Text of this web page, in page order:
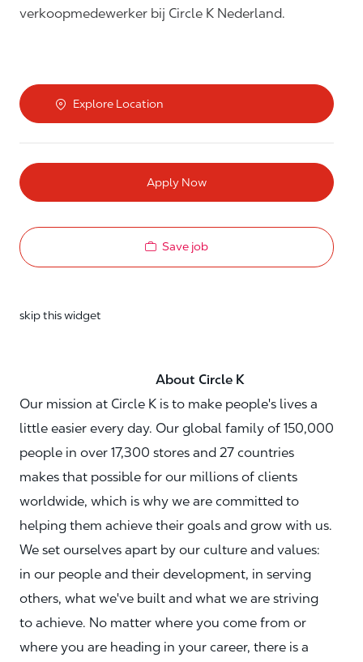
verkoopmedewerker bij Circle K Nederland.
Explore Location
Apply Now
Save job
skip this widget
About Circle K
Our mission at Circle K is to make people's lives a
little easier every day. Our global family of 150,000
people in over 17,300 stores and 27 countries
makes that possible for our millions of clients
worldwide, which is why we are committed to
helping them achieve their goals and grow with us.
We set ourselves apart by our culture and values:
in our people and their development, in serving
others, what we've built and what we are striving
to achieve. No matter where you come from or
where you are heading in your career, there is a